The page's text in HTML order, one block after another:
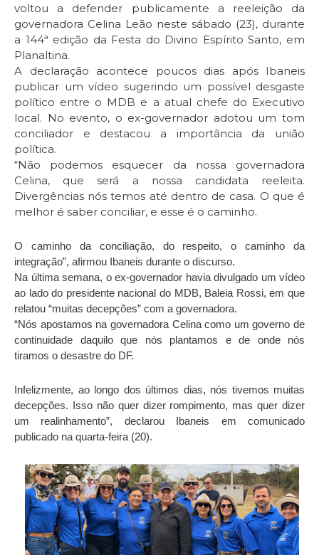
voltou a defender publicamente a reeleição da
governadora Celina Leão neste sábado (23), durante
a 144ª edição da Festa do Divino Espírito Santo, em
Planaltina.
A declaração acontece poucos dias após Ibaneis
publicar um vídeo sugerindo um possível desgaste
político entre o MDB e a atual chefe do Executivo
local. No evento, o ex-governador adotou um tom
conciliador e destacou a importância da união
política.
“Não podemos esquecer da nossa governadora
Celina, que será a nossa candidata reeleita.
Divergências nós temos até dentro de casa. O que é
melhor é saber conciliar, e esse é o caminho.
O caminho da conciliação, do respeito, o caminho da
integração”, afirmou Ibaneis durante o discurso.
Na última semana, o ex-governador havia divulgado um vídeo
ao lado do presidente nacional do MDB, Baleia Rossi, em que
relatou “muitas decepções” com a governadora.
“Nós apostamos na governadora Celina como um governo de
continuidade daquilo que nós plantamos e de onde nós
tiramos o desastre do DF.
Infelizmente, ao longo dos últimos dias, nós tivemos muitas
decepções. Isso não quer dizer rompimento, mas quer dizer
um realinhamento”, declarou Ibaneis em comunicado
publicado na quarta-feira (20).